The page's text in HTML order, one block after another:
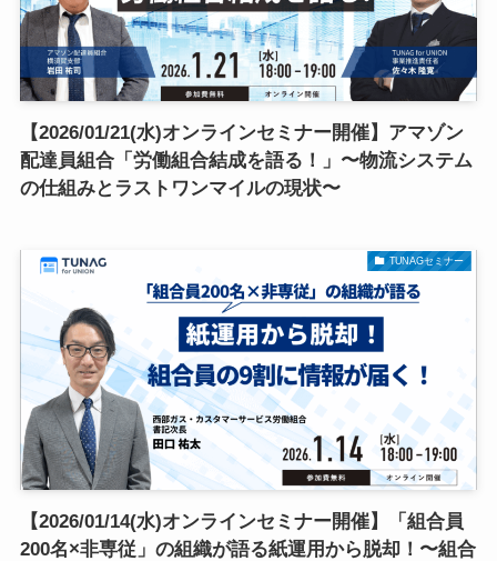
【2026/01/21(水)オンラインセミナー開催】アマゾン
配達員組合「労働組合結成を語る！」〜物流システム
の仕組みとラストワンマイルの現状〜
TUNAGセミナー
【2026/01/14(水)オンラインセミナー開催】「組合員
200名×非専従」の組織が語る紙運用から脱却！〜組合